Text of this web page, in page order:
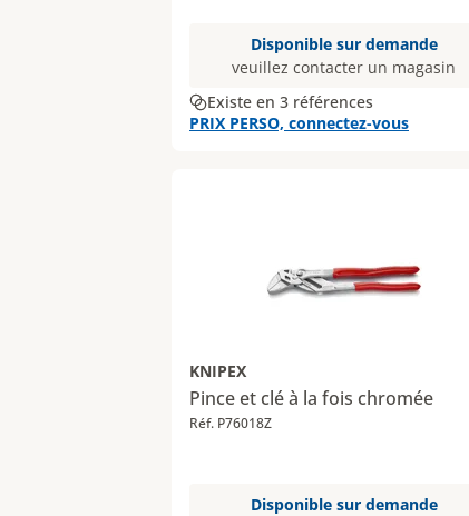
Disponible sur demande
veuillez contacter un magasin
Existe en 3 références
PRIX PERSO, connectez-vous
KNIPEX
Pince et clé à la fois chromée
Réf. P76018Z
Disponible sur demande